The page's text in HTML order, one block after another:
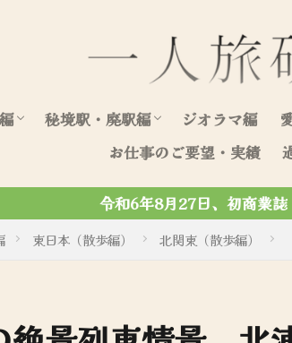
秘境駅・廃駅編
北海道（駅編）
東日本（駅編）
西日本（駅編）
ジオラマ編
お仕事のご要望・実績
商業誌「一人旅研究会 ノスタルジック
東日本（散歩編） 北関東（散歩編）